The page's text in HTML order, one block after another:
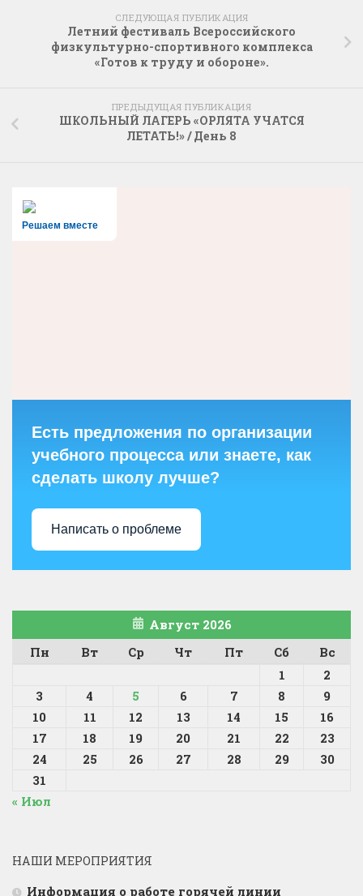
СЛЕДУЮЩАЯ ПУБЛИКАЦИЯ
Летний фестиваль Всероссийского
физкультурно-спортивного комплекса
«Готов к труду и обороне».
ПРЕДЫДУЩАЯ ПУБЛИКАЦИЯ
ШКОЛЬНЫЙ ЛАГЕРЬ «ОРЛЯТА УЧАТСЯ
ЛЕТАТЬ!» / День 8
Решаем вместе
Есть предложения по организации
учебного процесса или знаете, как
сделать школу лучше?
Написать о проблеме
Август 2026
Пн
Вт Ср Чт Пт Сб
Вс
1
2
3
4 5 6 7 8
9
10
11 12 13 14 15
16
17
18 19 20 21 22
23
24
25 26 27 28 29
30
31
« Июл
НАШИ МЕРОПРИЯТИЯ
Информация о работе горячей линии